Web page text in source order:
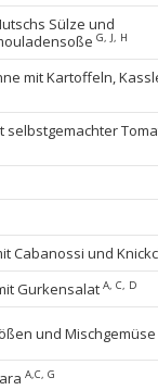
Sülze und
G, J, H
mit Kartoffeln,
selbstgemachter
Cabanossi und
Gurkensalat A, C, D
und Mischgemüse
A,C, G